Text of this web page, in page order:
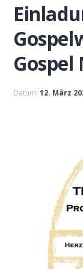
Gospel
Datum:12. März